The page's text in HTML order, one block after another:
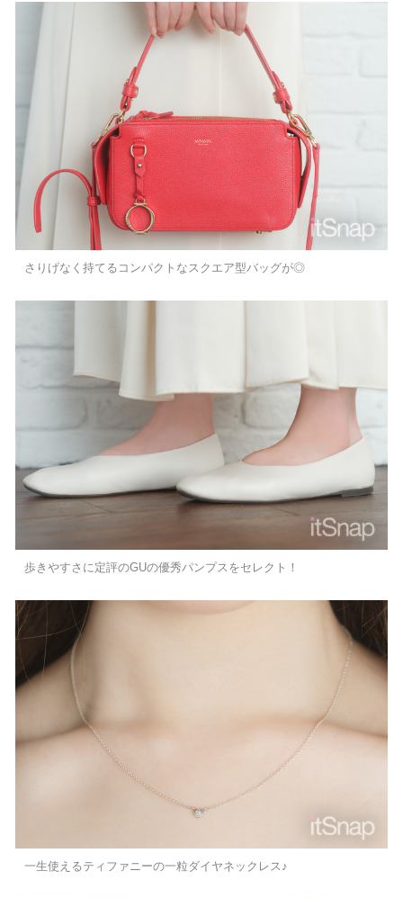
さりげなく持てるコンパクトなスクエア型バッグが◎
歩きやすさに定評のGUの優秀パンプスをセレクト！
一生使えるティファニーの一粒ダイヤネックレス♪